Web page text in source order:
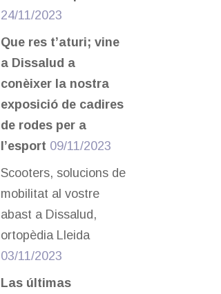
24/11/2023
Que res t’aturi; vine
a Dissalud a
conèixer la nostra
exposició de cadires
de rodes per a
l’esport 09/11/2023
Scooters, solucions de
mobilitat al vostre
abast a Dissalud,
ortopèdia Lleida
03/11/2023
Las últimas